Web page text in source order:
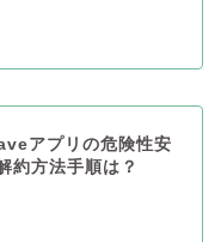
アプリの危険性安
約方法手順は？